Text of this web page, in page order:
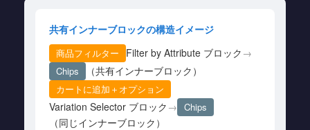
共有インナーブロックの構造イメージ
商品フィルター Filter by Attribute ブロック →
Chips （共有インナーブロック）
カートに追加＋オプション
Variation Selector ブロック → Chips
（同じインナーブロック）